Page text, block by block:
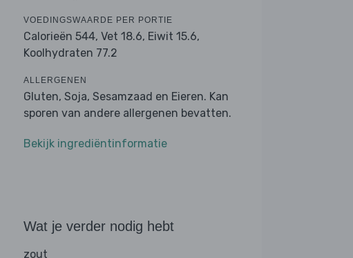
VOEDINGSWAARDE PER PORTIE
Calorieën 544, Vet 18.6, Eiwit 15.6,
Koolhydraten 77.2
ALLERGENEN
Gluten, Soja, Sesamzaad en Eieren. Kan
sporen van andere allergenen bevatten.
Bekijk ingrediëntinformatie
Wat je verder nodig hebt
zout